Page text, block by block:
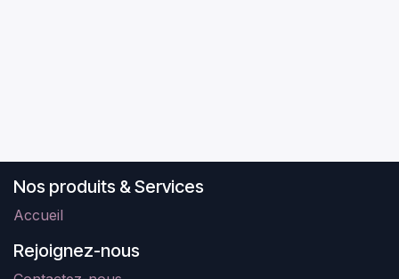
Nos produits & Services
Accueil
Rejoignez-nous